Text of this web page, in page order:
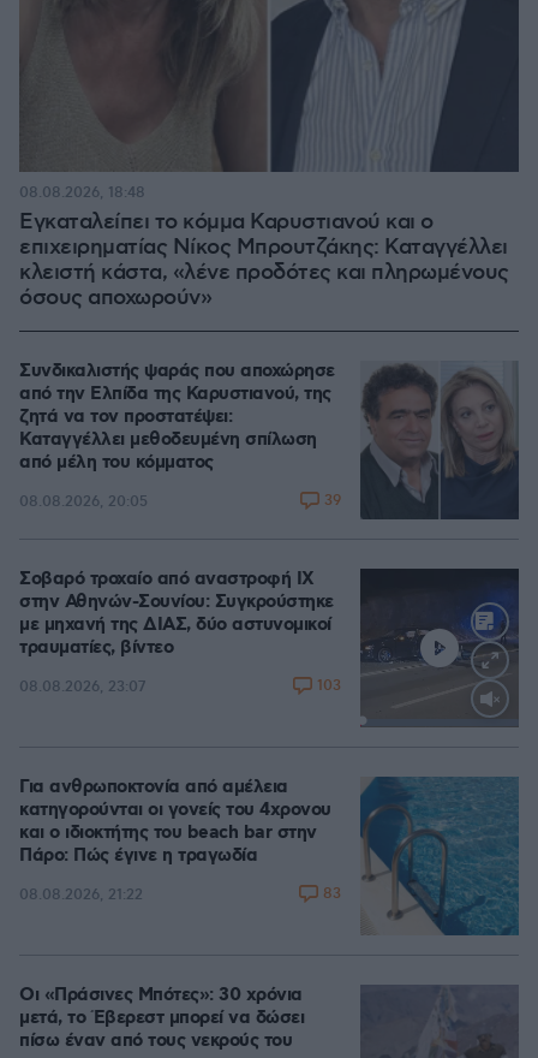
Εγκαταλείπει το κόμμα Καρυστιανού και ο
επιχειρηματίας Νίκος Μπρουτζάκης: Καταγγέλλει
κλειστή κάστα, «λένε προδότες και πληρωμένους
όσους αποχωρούν»
08.08.2026, 18:48
Συνδικαλιστής ψαράς που αποχώρησε
από την Ελπίδα της Καρυστιανού, της
ζητά να τον προστατέψει:
Καταγγέλλει μεθοδευμένη σπίλωση
από μέλη του κόμματος
08.08.2026, 20:05 39
Σοβαρό τροχαίο από αναστροφή ΙΧ
στην Αθηνών-Σουνίου: Συγκρούστηκε
με μηχανή της ΔΙΑΣ, δύο αστυνομικοί
τραυματίες, βίντεο
08.08.2026, 23:07 103
Για ανθρωποκτονία από αμέλεια
κατηγορούνται οι γονείς του 4χρονου
και ο ιδιοκτήτης του beach bar στην
Πάρο: Πώς έγινε η τραγωδία
08.08.2026, 21:22 83
Οι «Πράσινες Μπότες»: 30 χρόνια
μετά, το Έβερεστ μπορεί να δώσει
πίσω έναν από τους νεκρούς του